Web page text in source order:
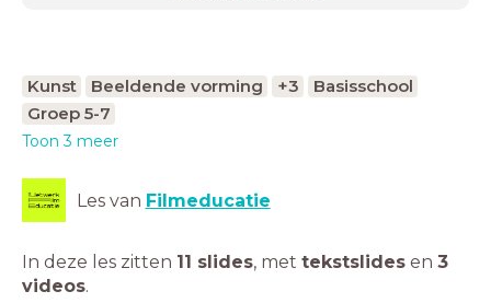
Kunst Beeldende vorming +3
Basisschool
Groep 5-7
Toon 3 meer
Les van Filmeducatie
In deze les zitten 11 slides, met tekstslides en 3
videos.